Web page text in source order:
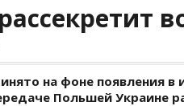
на фоне появления
Польшей Украине